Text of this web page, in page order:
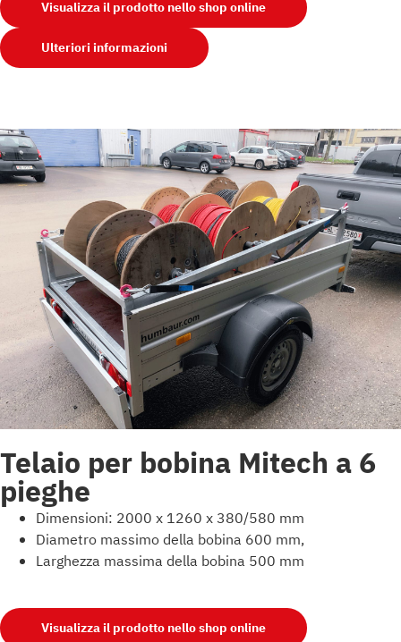
Visualizza il prodotto nello shop online
Ulteriori informazioni
Telaio per bobina Mitech a 6
pieghe
Dimensioni: 2000 x 1260 x 380/580 mm
Diametro massimo della bobina 600 mm,
Larghezza massima della bobina 500 mm
Visualizza il prodotto nello shop online